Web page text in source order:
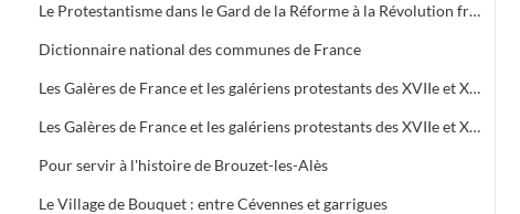
Le Protestantisme dans le Gard de la Réforme à la Révolution française : Exposition
Dictionnaire national des communes de France
Les Galères de France et les galériens protestants des XVIIe et XVIIIe siècles. Tome 1
Les Galères de France et les galériens protestants des XVIIe et XVIIIe siècles. Tome 2
Pour servir à l'histoire de Brouzet-les-Alès
Le Village de Bouquet : entre Cévennes et garrigues